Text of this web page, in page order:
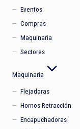
Eventos
Compras
Maquinaria
Sectores
Maquinaria
Flejadoras
Hornos Retracción
Encapuchadoras